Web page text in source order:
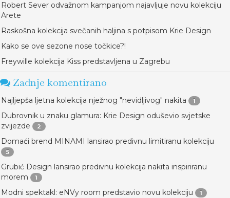
Robert Sever odvažnom kampanjom najavljuje novu kolekciju
Arete
Raskošna kolekcija svečanih haljina s potpisom Krie Design
Kako se ove sezone nose točkice?!
Freywille kolekcija Kiss predstavljena u Zagrebu
Zadnje komentirano
Najljepša ljetna kolekcija nježnog "nevidljivog" nakita 1
Dubrovnik u znaku glamura: Krie Design oduševio svjetske
zvijezde
2
Domaći brend MINAMI lansirao predivnu limitiranu kolekciju
5
Grubić Design lansirao predivnu kolekcija nakita inspiriranu
morem
1
Modni spektakl: eNVy room predstavio novu kolekciju 1